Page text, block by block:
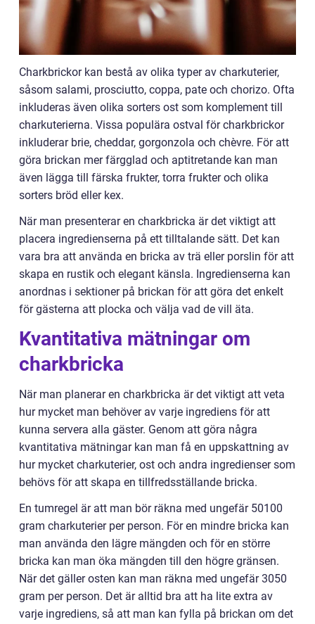
Charkbrickor kan bestå av olika typer av charkuterier,
såsom salami, prosciutto, coppa, pate och chorizo. Ofta
inkluderas även olika sorters ost som komplement till
charkuterierna. Vissa populära ostval för charkbrickor
inkluderar brie, cheddar, gorgonzola och chèvre. För att
göra brickan mer färgglad och aptitretande kan man
även lägga till färska frukter, torra frukter och olika
sorters bröd eller kex.
När man presenterar en charkbricka är det viktigt att
placera ingredienserna på ett tilltalande sätt. Det kan
vara bra att använda en bricka av trä eller porslin för att
skapa en rustik och elegant känsla. Ingredienserna kan
anordnas i sektioner på brickan för att göra det enkelt
för gästerna att plocka och välja vad de vill äta.
Kvantitativa mätningar om
charkbricka
När man planerar en charkbricka är det viktigt att veta
hur mycket man behöver av varje ingrediens för att
kunna servera alla gäster. Genom att göra några
kvantitativa mätningar kan man få en uppskattning av
hur mycket charkuterier, ost och andra ingredienser som
behövs för att skapa en tillfredsställande bricka.
En tumregel är att man bör räkna med ungefär 50100
gram charkuterier per person. För en mindre bricka kan
man använda den lägre mängden och för en större
bricka kan man öka mängden till den högre gränsen.
När det gäller osten kan man räkna med ungefär 3050
gram per person. Det är alltid bra att ha lite extra av
varje ingrediens, så att man kan fylla på brickan om det